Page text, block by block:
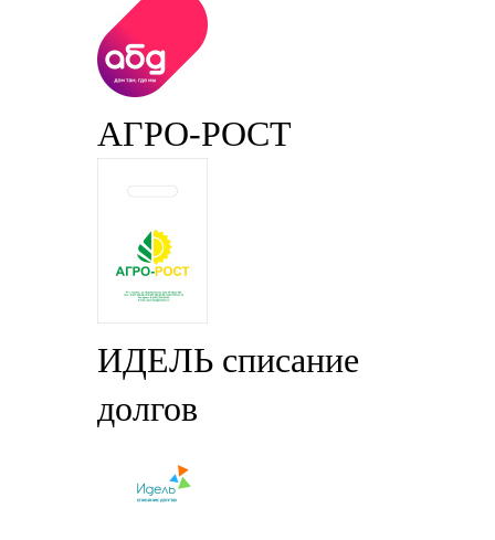
АГРО-РОСТ
ИДЕЛЬ списание
долгов